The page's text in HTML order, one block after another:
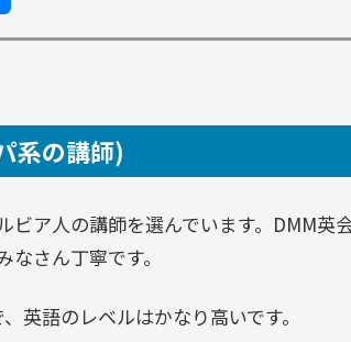
系の講師)
ア人の講師を選んでいます。DMM英
さん丁寧です。
英語のレベルはかなり高いです。